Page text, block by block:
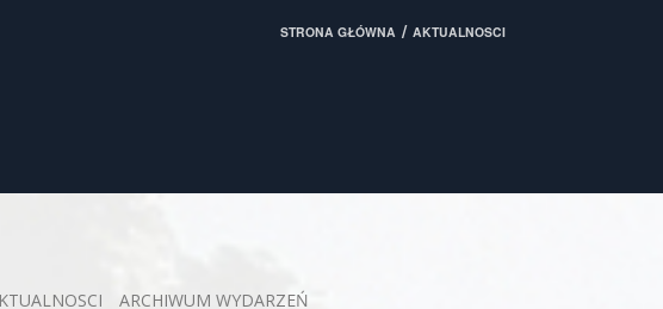
STRONA GŁÓWNA / AKTUALNOSCI
ARCHIWUM WYDARZEŃ